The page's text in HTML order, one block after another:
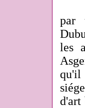
Il
par
les
qu'il
d'art